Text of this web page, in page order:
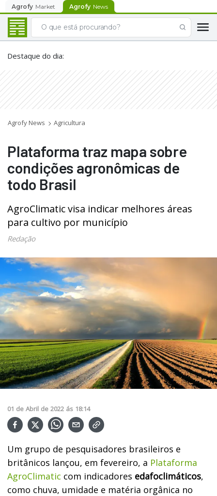
Agrofy Market Agrofy News
Destaque do dia:
Agrofy News Agricultura
Plataforma traz mapa sobre
condições agronômicas de
todo Brasil
AgroClimatic visa indicar melhores áreas
para cultivo por município
Redação
01 de Abril de 2022 ás 18:14
Um grupo de pesquisadores brasileiros e
britânicos lançou, em fevereiro, a Plataforma
AgroClimatic com indicadores edafoclimáticos,
como chuva, umidade e matéria orgânica no